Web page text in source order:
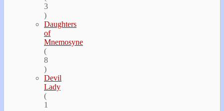
3
)
Daughters
of
Mnemosyne
(
8
)
Devil
Lady
(
1